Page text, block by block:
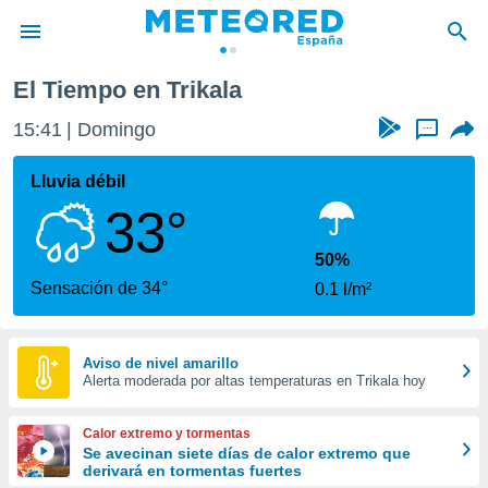
de
por
se
calidad.
a este
las
y
forma
digital
basada
El Tiempo en Trikala
15:41 Domingo ...
Lluvia débil
33°
Sensación de 34°
50%
0.1 l/m²
Aviso de nivel amarillo
Alerta moderada por altas temperaturas en Trikala hoy
Calor extremo y tormentas
Se avecinan siete días de calor extremo que
derivará en tormentas fuertes